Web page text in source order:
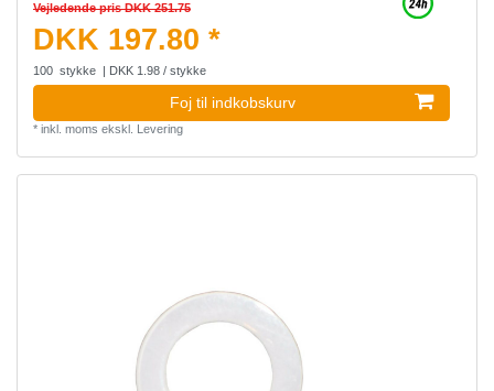
Vejledende pris DKK 251.75
DKK 197.80 *
100 stykke | DKK 1.98 / stykke
Foj til indkobskurv
* inkl. moms ekskl. Levering